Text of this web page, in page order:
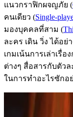
แนวกราฟิกผจญภัย (
คนเดียว (Single-
มองบุคคลที่สาม (
ละคร เดิน วิ่ง ได้อย่
เกมเน้นการเล่าเรื่
ต่างๆ สื่อสารกับตัว
ในการทำอะไรซักอ